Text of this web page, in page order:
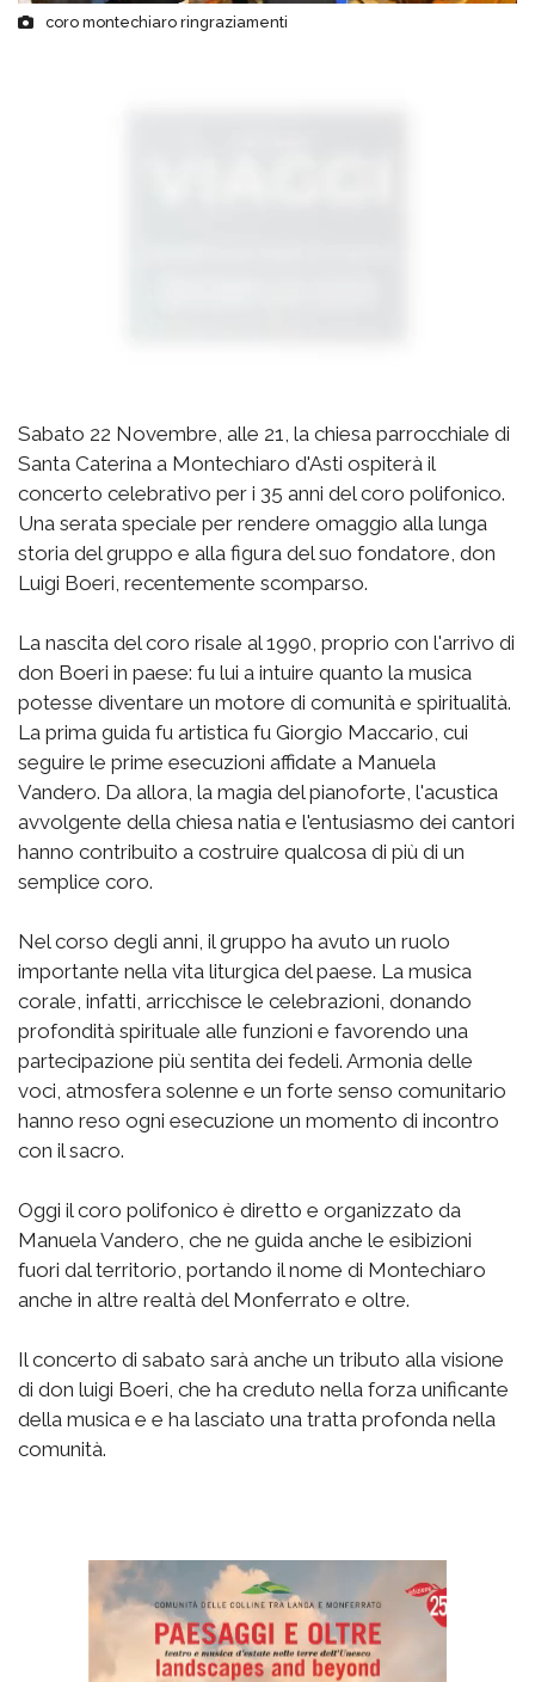
coro montechiaro ringraziamenti
Sabato 22 Novembre, alle 21, la chiesa parrocchiale di
Santa Caterina a Montechiaro d'Asti ospiterà il
concerto celebrativo per i 35 anni del coro polifonico.
Una serata speciale per rendere omaggio alla lunga
storia del gruppo e alla figura del suo fondatore, don
Luigi Boeri, recentemente scomparso.
La nascita del coro risale al 1990, proprio con l'arrivo di
don Boeri in paese: fu lui a intuire quanto la musica
potesse diventare un motore di comunità e spiritualità.
La prima guida fu artistica fu Giorgio Maccario, cui
seguire le prime esecuzioni affidate a Manuela
Vandero. Da allora, la magia del pianoforte, l'acustica
avvolgente della chiesa natia e l'entusiasmo dei cantori
hanno contribuito a costruire qualcosa di più di un
semplice coro.
Nel corso degli anni, il gruppo ha avuto un ruolo
importante nella vita liturgica del paese. La musica
corale, infatti, arricchisce le celebrazioni, donando
profondità spirituale alle funzioni e favorendo una
partecipazione più sentita dei fedeli. Armonia delle
voci, atmosfera solenne e un forte senso comunitario
hanno reso ogni esecuzione un momento di incontro
con il sacro.
Oggi il coro polifonico è diretto e organizzato da
Manuela Vandero, che ne guida anche le esibizioni
fuori dal territorio, portando il nome di Montechiaro
anche in altre realtà del Monferrato e oltre.
Il concerto di sabato sarà anche un tributo alla visione
di don luigi Boeri, che ha creduto nella forza unificante
della musica e e ha lasciato una tratta profonda nella
comunità.